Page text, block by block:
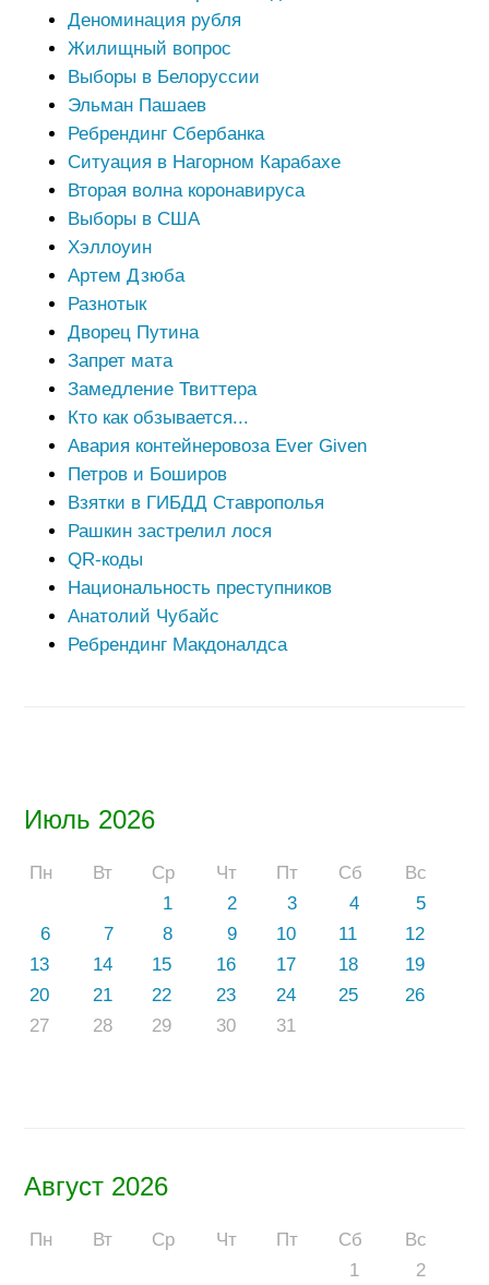
Июль 2026
Пн Вт Ср Чт Пт Сб
Вс
1
2 3 4
5
6
7 8 9 10 11
12
13
14 15 16 17 18
19
20
21 22 23 24 25
26
27
28 29 30 31
Август 2026
Пн Вт Ср Чт Пт Сб
Вс
1
2
Деноминация рубля
Жилищный вопрос
Выборы в Белоруссии
Эльман Пашаев
Ребрендинг Сбербанка
Ситуация в Нагорном Карабахе
Вторая волна коронавируса
Выборы в США
Хэллоуин
Артем Дзюба
Разнотык
Дворец Путина
Запрет мата
Замедление Твиттера
Кто как обзывается...
Авария контейнеровоза Ever Given
Петров и Боширов
Взятки в ГИБДД Ставрополья
Рашкин застрелил лося
QR-коды
Национальность преступников
Анатолий Чубайс
Ребрендинг Макдоналдса